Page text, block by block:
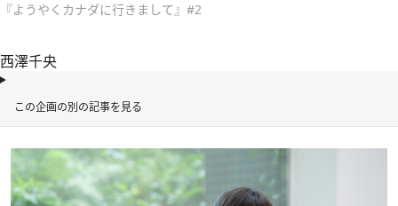
『ようやくカナダに行きまして』#2
西澤千央
この企画の別の記事を見る